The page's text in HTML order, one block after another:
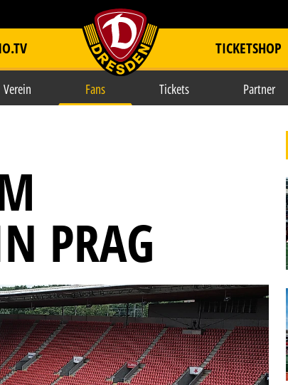
item.title TICKETSHOP
Verein Fans Tickets Partner
PRAG